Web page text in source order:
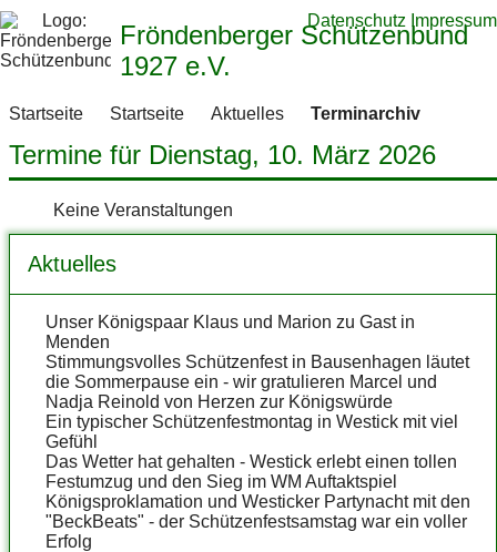
Fröndenberger Schützenbund
1927 e.V.
Datenschutz Impressum
Startseite Startseite Aktuelles Terminarchiv
Termine für Dienstag, 10. März 2026
Keine Veranstaltungen
Aktuelles
Unser Königspaar Klaus und Marion zu Gast in
Menden
Stimmungsvolles Schützenfest in Bausenhagen läutet
die Sommerpause ein - wir gratulieren Marcel und
Nadja Reinold von Herzen zur Königswürde
Ein typischer Schützenfestmontag in Westick mit viel
Gefühl
Das Wetter hat gehalten - Westick erlebt einen tollen
Festumzug und den Sieg im WM Auftaktspiel
Königsproklamation und Westicker Partynacht mit den
"BeckBeats" - der Schützenfestsamstag war ein voller
Erfolg